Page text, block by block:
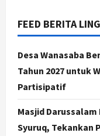
FEED BERITA
Desa Wanasaba
Tahun 2027 untuk
Partisipatif
Masjid
Syuruq, Tekankan
3